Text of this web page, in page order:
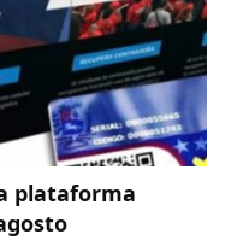
plataforma